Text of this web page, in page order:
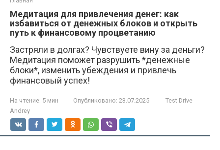
Медитация для привлечения денег: как
избавиться от денежных блоков и открыть
путь к финансовому процветанию
Застряли в долгах? Чувствуете вину за деньги?
Медитация поможет разрушить *денежные
блоки*, изменить убеждения и привлечь
финансовый успех!
На чтение: 5 мин Опубликовано: 23.07.2025
Test Drive
Andrey